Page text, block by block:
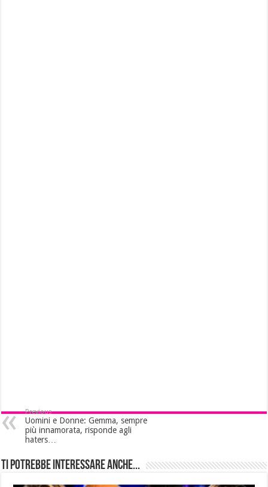
Previous
Uomini e Donne: Gemma, sempre
più innamorata, risponde agli
haters…
Ti potrebbe interessare anche...